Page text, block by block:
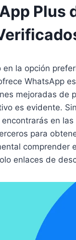
Plus
la opción
WhatsApp
mejoradas de
es evidente.
en
para
comprender
enlaces de